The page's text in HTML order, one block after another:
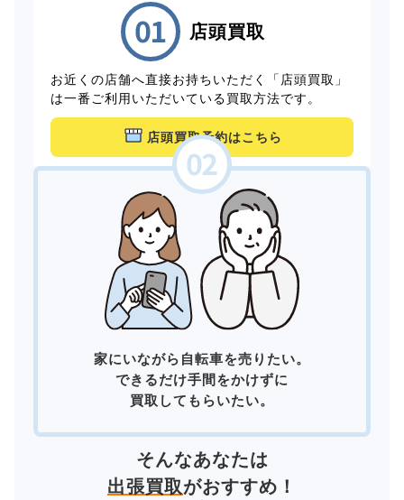
店頭買取
お近くの店舗へ直接お持ちいただく「店頭買取」
は一番ご利用いただいている買取方法です。
店頭買取予約はこちら
家にいながら自転車を売りたい。
できるだけ手間をかけずに
買取してもらいたい。
そんなあなたは
出張買取がおすすめ！